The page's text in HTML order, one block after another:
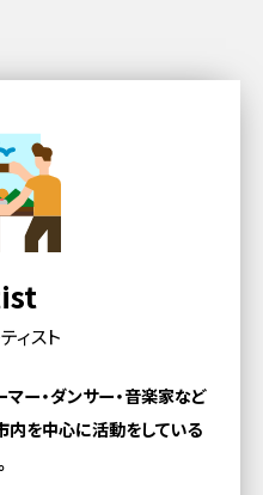
ィスト
マー・ダンサー・音楽家など
内を中心に活動をしている